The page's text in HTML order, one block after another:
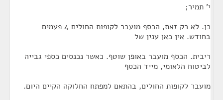
י' תמיר;
כן. לא רק זאת, הכסף מועבר לקופות החולים 4 פעמים
בחודש. אין כאן ענין של
ריבית. הכסף מועבר באופן שוטף. כאשר נכנסים כספי גבייה
לביטוח הלאומי, מייד הכסף
מועבר לקופות החולים, בהתאם למפתח החלוקה הקיים היום.